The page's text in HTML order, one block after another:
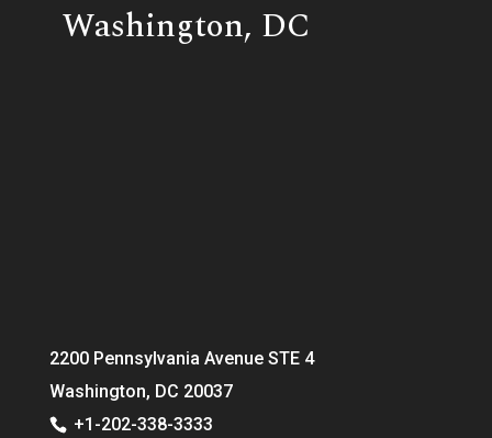
Washington, DC
2200 Pennsylvania Avenue STE 4
Washington, DC 20037
+1-202-338-3333